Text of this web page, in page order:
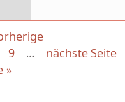
9 …
nächste Seite
»